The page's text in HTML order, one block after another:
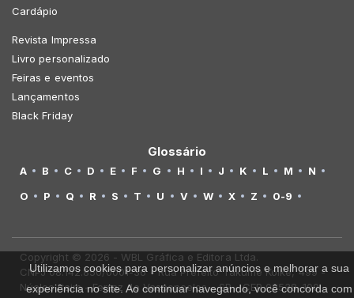
Cardápio
Revista Impressa
Livro personalizado
Feiras e eventos
Lançamentos
Black Friday
Glossário
A B C D E F G H I J K L M
N
O
P Q R S T U V W X Z 0-9
Copyright © 2026 - WBL Gráfica e Editora Ltda.
CNPJ 08.142.850/0001-36 - Rua Prefeito Takume Koike, 499 -
Núcleo Itaim - Ferraz de Vasconcelos - SP - CEP 08538-100
Utilizamos cookies para personalizar anúncios e melhorar a sua
experiência no site. Ao continuar navegando, você concorda com